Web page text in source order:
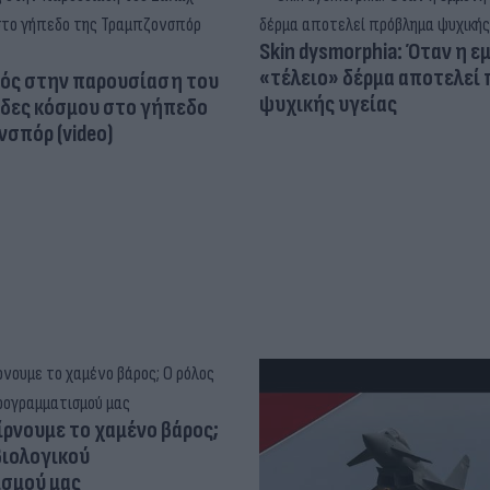
στην παρουσίαση του
κόσμου στο γήπεδο
(video)
Skin dysmorphia: Όταν η
«τέλειο» δέρμα
ψυχικής υγείας
το χαμένο βάρος;
μας